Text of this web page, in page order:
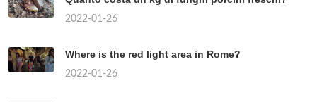
2022-01-26
Where is the red light area in Rome?
2022-01-26